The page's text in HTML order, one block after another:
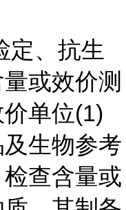
定、抗生
或效价测
单位(1)
生物参考
查含量或